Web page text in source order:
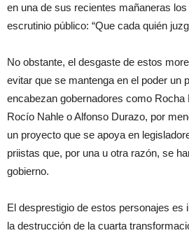
en una de sus recientes mañaneras
escrutinio público: “Que cada quién
No obstante, el desgaste de estos
evitar que se mantenga en el poder un
encabezan gobernadores como
Rocío Nahle o Alfonso Durazo, por
un proyecto que se apoya en
priistas que, por una u otra razón, se
gobierno.
El desprestigio de estos personajes es
la destrucción de la cuarta